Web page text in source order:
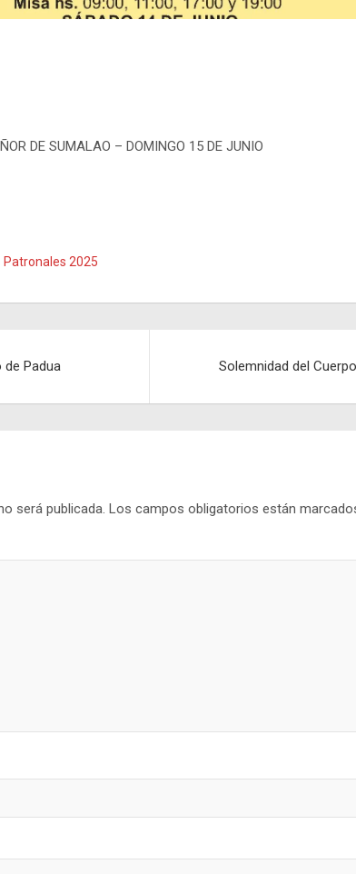
DE SUMALAO – DOMINGO 15 DE JUNIO
Patronales 2025
Padua Solemnidad del
será publicada. Los campos obligatorios están